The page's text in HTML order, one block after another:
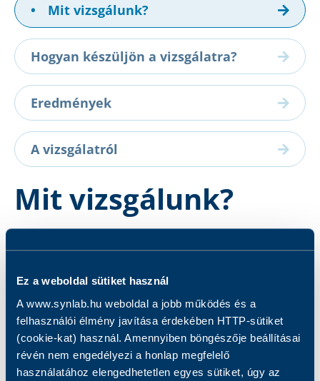
Ez a weboldal sütiket használ
A www.synlab.hu weboldal a jobb működés és a
felhasználói élmény javítása érdekében HTTP-sütiket
(cookie-kat) használ. Amennyiben böngészője beállításai
révén nem engedélyezi a honlap megfelelő
használatához elengedhetetlen egyes sütiket, úgy az
• Mit vizsgálunk?
Hogyan készüljön a vizsgálatra?
Eredmények
A vizsgálatról
Mit vizsgálunk?
Kapcsolódó szolgáltatások